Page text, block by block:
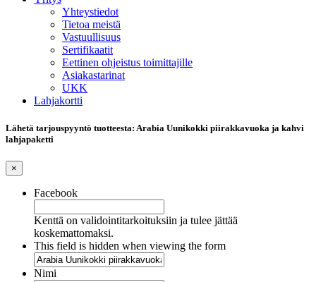
Yhteystiedot
Tietoa meistä
Vastuullisuus
Sertifikaatit
Eettinen ohjeistus toimittajille
Asiakastarinat
UKK
Lahjakortti
Lähetä tarjouspyyntö tuotteesta: Arabia Uunikokki piirakkavuoka ja kahvi
lahjapaketti
×
Facebook
Kenttä on validointitarkoituksiin ja tulee jättää
koskemattomaksi.
This field is hidden when viewing the form
Nimi